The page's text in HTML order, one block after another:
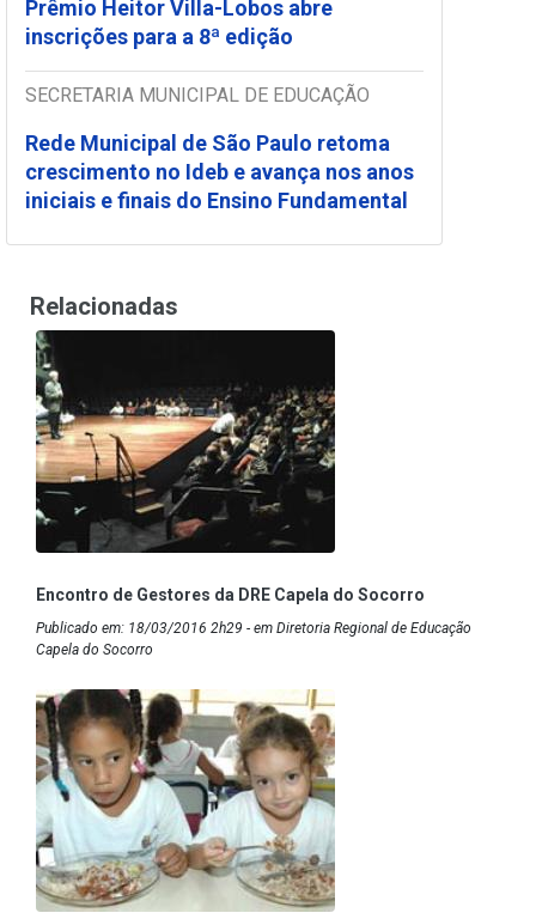
Prêmio Heitor Villa-Lobos abre
inscrições para a 8ª edição
SECRETARIA MUNICIPAL DE EDUCAÇÃO
Rede Municipal de São Paulo retoma
crescimento no Ideb e avança nos anos
iniciais e finais do Ensino Fundamental
Relacionadas
Encontro de Gestores da DRE Capela do Socorro
Publicado em: 18/03/2016 2h29 - em Diretoria Regional de Educação
Capela do Socorro